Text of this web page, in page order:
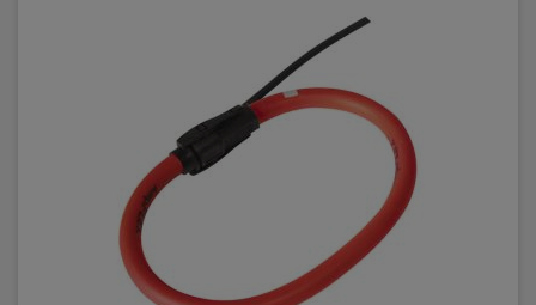
Dimensioner HxBxD (mm):
211 x 108 x 60